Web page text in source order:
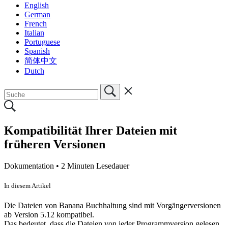
English
German
French
Italian
Portuguese
Spanish
简体中文
Dutch
Kompatibilität Ihrer Dateien mit
früheren Versionen
Dokumentation • 2 Minuten Lesedauer
In diesem Artikel
Die Dateien von Banana Buchhaltung sind mit Vorgängerversionen
ab Version 5.12 kompatibel.